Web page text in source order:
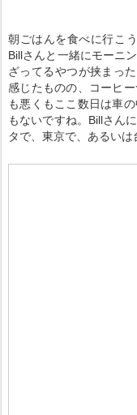
朝ごはんを食べに行こ
Billさんと一緒にモーニ
ざってるやつが挟まっ
感じたものの、コーヒ
も悪くもここ数日は車
もないですね。 Billさん
タで、東京で、あるいは